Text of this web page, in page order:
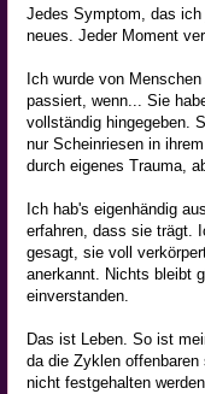
Jedes Symptom, das
neues. Jeder Moment
Ich wurde von
passiert, wenn... Sie
vollständig hingegeben.
nur Scheinriesen in
durch eigenes Trauma,
Ich hab's eigenhändig
erfahren, dass sie trägt.
gesagt, sie voll
anerkannt. Nichts bleibt
einverstanden.
Das ist Leben. So ist
da die Zyklen
nicht festgehalten